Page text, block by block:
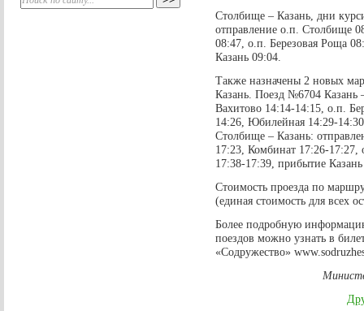
Столбище – Казань, дни
отправление о.п. Столбище
08:47, о.п. Березовая Роща
Казань 09:04.
Также назначены 2 новых
Казань. Поезд №6704 Казань
Вахитово 14:14-14:15, о.п.
14:26, Юбилейная 14:29-
Столбище – Казань:
17:23, Комбинат 17:26-17:27,
17:38-17:39, прибытие
Стоимость проезда по
(единая стоимость для всех
Более подробную
поездов можно узнать в
«Содружество»